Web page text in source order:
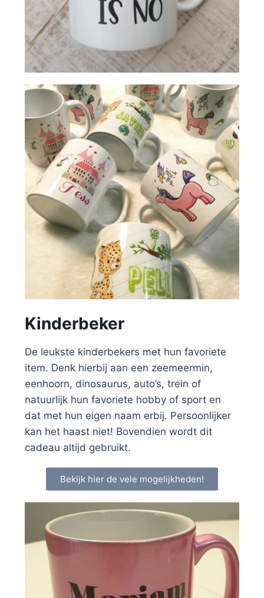
Kinderbeker
De leukste kinderbekers met hun favoriete
item. Denk hierbij aan een zeemeermin,
eenhoorn, dinosaurus, auto’s, trein of
natuurlijk hun favoriete hobby of sport en
dat met hun eigen naam erbij. Persoonlijker
kan het haast niet! Bovendien wordt dit
cadeau altijd gebruikt.
Bekijk hier de vele mogelijkheden!